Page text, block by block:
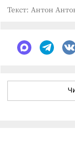
Текст: Антон